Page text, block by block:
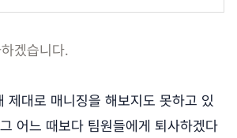
겠습니다.
제대로 매니징을 해보지도 못하고 있
어느 때보다 팀원들에게 퇴사하겠다